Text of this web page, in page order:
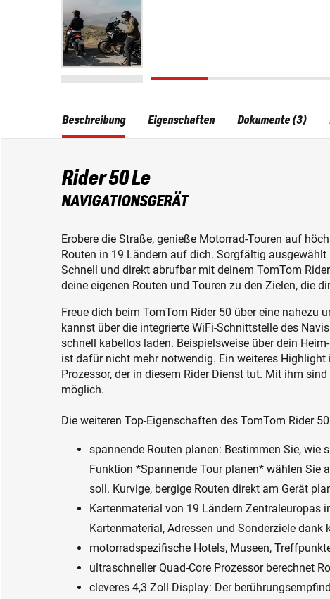
Beschreibung
Rider 50 Le
NAVIGATIONSGERÄT
Erobere die Straße, genieße Motorrad-Touren auf
Routen in 19 Ländern auf dich. Sorgfältig
Schnell und direkt abrufbar mit deinem TomTom
deine eigenen Routen und Touren zu den Zielen, die
Freue dich beim TomTom Rider 50 über eine nahezu
kannst über die integrierte WiFi-Schnittstelle des
schnell kabellos laden. Beispielsweise über dein
ist dafür nicht mehr notwendig. Ein weiteres Highlight
Prozessor, der in diesem Rider Dienst tut. Mit ihm
möglich.
Die weiteren Top-Eigenschaften des TomTom Rider
spannende Routen planen: Bestimmen Sie, wie
Funktion *Spannende Tour planen* wählen Sie
soll. Kurvige, bergige Routen direkt am Gerät
Kartenmaterial von 19 Ländern Zentraleuropas
Kartenmaterial, Adressen und Sonderziele
motorradspezifische Hotels, Museen,
ultraschneller Quad-Core Prozessor berechnet
cleveres 4,3 Zoll Display: Der
Eigenschaften Dokumente (3)